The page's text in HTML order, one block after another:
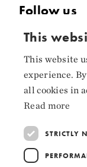
Follow us
Facebook
Instagram
LinkedIn
This
This website
experience.
all cookies in
Read more
STRICTLY